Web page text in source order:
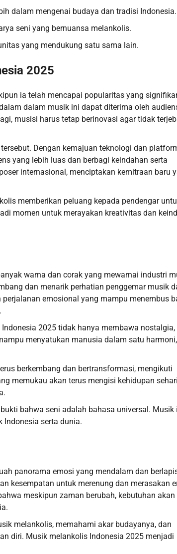
dalam mengenai budaya dan tradisi Indonesia.
seni yang bernuansa melankolis.
yang mendukung satu sama lain.
2025
ia telah mencapai popularitas yang
dalam musik ini dapat diterima oleh
musisi harus tetap berinovasi agar tidak
Dengan kemajuan teknologi dan
yang lebih luas dan berbagi keindahan serta
internasional, menciptakan kemitraan baru
memberikan peluang kepada pendengar
momen untuk merayakan kreativitas dan
warna dan corak yang mewarnai industri
dan menarik perhatian penggemar musik
emosional yang mampu menembus
2025 tidak hanya membawa nostalgia,
menyatukan manusia dalam satu harmoni,
berkembang dan bertransformasi, mengikuti
memukau akan terus mengisi kehidupan
bahwa seni adalah bahasa universal. Musik
Indonesia serta dunia.
panorama emosi yang mendalam dan
kesempatan untuk merenung dan merasakan
meskipun zaman berubah, kebutuhan akan
melankolis, memahami akar budayanya, dan
diri. Musik melankolis Indonesia 2025 menjadi